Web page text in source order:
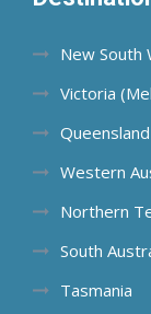
New South
Victoria
Western
Northern
South
Tasmania